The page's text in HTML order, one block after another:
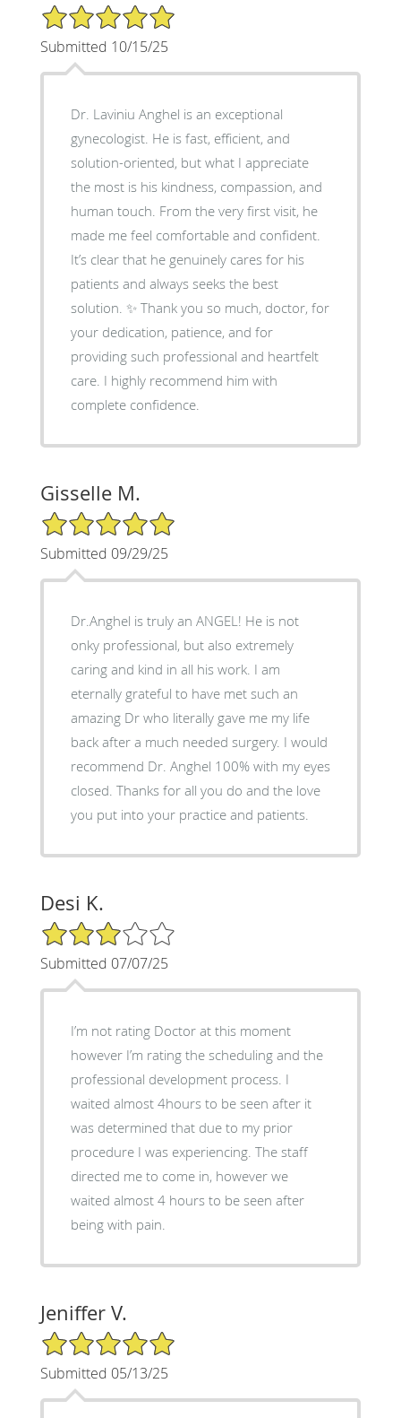
5/5 Star Rating
Submitted 10/15/25
Dr. Laviniu Anghel is an exceptional
gynecologist. He is fast, efficient, and
solution-oriented, but what I appreciate
the most is his kindness, compassion, and
human touch. From the very first visit, he
made me feel comfortable and confident.
It’s clear that he genuinely cares for his
patients and always seeks the best
solution. ✨ Thank you so much, doctor, for
your dedication, patience, and for
providing such professional and heartfelt
care. I highly recommend him with
complete confidence.
Gisselle M.
5/5 Star Rating
Submitted 09/29/25
Dr.Anghel is truly an ANGEL! He is not
onky professional, but also extremely
caring and kind in all his work. I am
eternally grateful to have met such an
amazing Dr who literally gave me my life
back after a much needed surgery. I would
recommend Dr. Anghel 100% with my eyes
closed. Thanks for all you do and the love
you put into your practice and patients.
Desi K.
3/5 Star Rating
Submitted 07/07/25
I’m not rating Doctor at this moment
however I’m rating the scheduling and the
professional development process. I
waited almost 4hours to be seen after it
was determined that due to my prior
procedure I was experiencing. The staff
directed me to come in, however we
waited almost 4 hours to be seen after
being with pain.
Jeniffer V.
5/5 Star Rating
Submitted 05/13/25